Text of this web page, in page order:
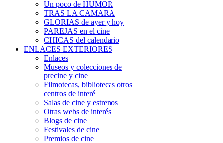
Un poco de HUMOR
TRAS LA CAMARA
GLORIAS de ayer y hoy
PAREJAS en el cine
CHICAS del calendario
ENLACES EXTERIORES
Enlaces
Museos y colecciones de
precine y cine
Filmotecas, bibliotecas otros
centros de interé
Salas de cine y estrenos
Otras webs de interés
Blogs de cine
Festivales de cine
Premios de cine